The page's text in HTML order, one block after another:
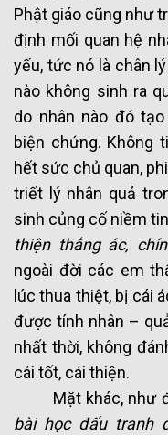
Phật giáo cũng như
định mối quan hệ
yếu, tức nó là chân
nào không sinh ra
do nhân nào đó
biện chứng. Không
hết sức chủ quan,
triết lý nhân quả
sinh củng cố niềm
thiện thắng ác,
ngoài đời các em
lúc thua thiệt, bị cái
được tính nhân –
nhất thời, không
cái tốt, cái thiện.
Mặt khác, như
bài học đấu tranh